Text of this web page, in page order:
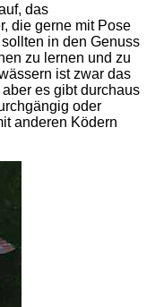
das
die gerne mit Pose
in den Genuss
zu lernen und zu
ist zwar das
es gibt durchaus
oder
anderen Ködern